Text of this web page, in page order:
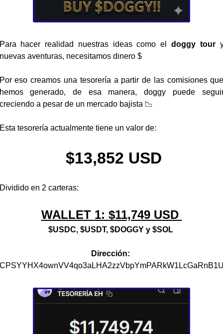
hacer realidad nuestras ideas como el doggy tour
aventuras, necesitamos dinero $
eso creamos una tesorería a partir de las comisiones
generado, de esa manera, doggy puede
a pesar de un mercado bajista 📉
tesorería actualmente tiene un valor de:
$13,852 USD
en 2 carteras:
WALLET 1: $11,749 USD
$USDC, $USDT, $DOGGY y $SOL